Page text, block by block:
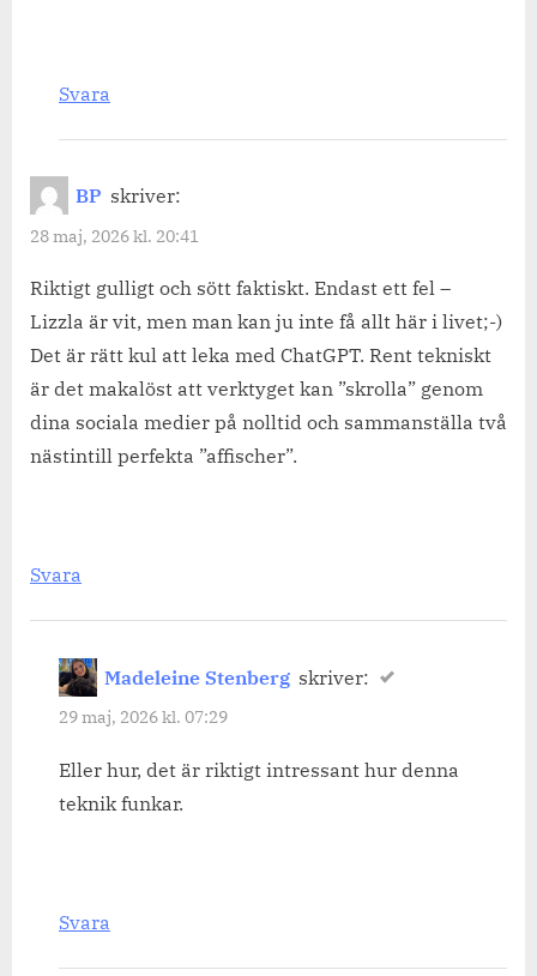
Svara
BP skriver:
28 maj, 2026 kl. 20:41
Riktigt gulligt och sött faktiskt. Endast ett fel –
Lizzla är vit, men man kan ju inte få allt här i livet;-)
Det är rätt kul att leka med ChatGPT. Rent tekniskt
är det makalöst att verktyget kan ”skrolla” genom
dina sociala medier på nolltid och sammanställa två
nästintill perfekta ”affischer”.
Svara
Madeleine Stenberg skriver:
29 maj, 2026 kl. 07:29
Eller hur, det är riktigt intressant hur denna
teknik funkar.
Svara